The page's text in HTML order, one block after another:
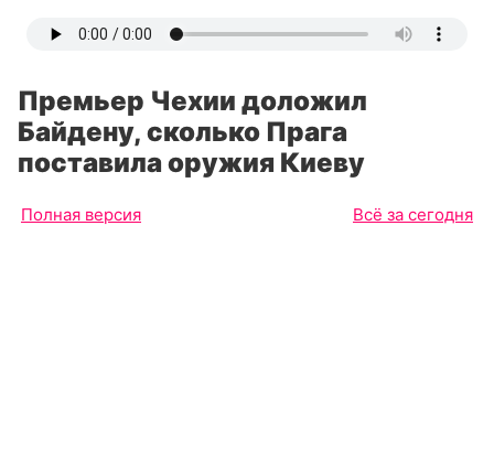
Премьер Чехии доложил
Байдену, сколько Прага
поставила оружия Киеву
Полная версия Всё за сегодня